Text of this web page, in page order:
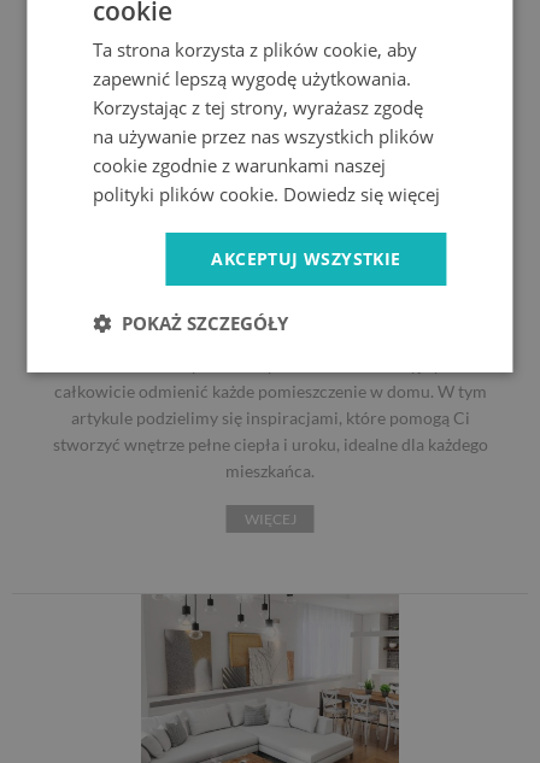
09.09.2024
Przytulny dom - proste triki, by poczuć się
całkowicie odmienić każde pomieszczenie w domu. W tym
artykule podzielimy się inspiracjami, które pomogą Ci
stworzyć wnętrze pełne ciepła i uroku, idealne dla każdego
mieszkańca.
WIĘCEJ
cookie
Ta strona korzysta z plików cookie, aby
zapewnić lepszą wygodę użytkowania.
Korzystając z tej strony, wyrażasz zgodę
na używanie przez nas wszystkich plików
cookie zgodnie z warunkami naszej
polityki plików cookie. Dowiedz się więcej
AKCEPTUJ WSZYSTKIE
POKAŻ SZCZEGÓŁY